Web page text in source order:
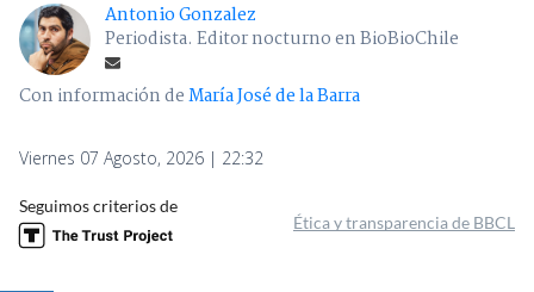
Antonio Gonzalez
Periodista. Editor nocturno en BioBioChile
Con información deMaría José de la Barra
Viernes 07 Agosto, 2026 | 22:32
Seguimos criterios de
Ética y transparencia de BBCL